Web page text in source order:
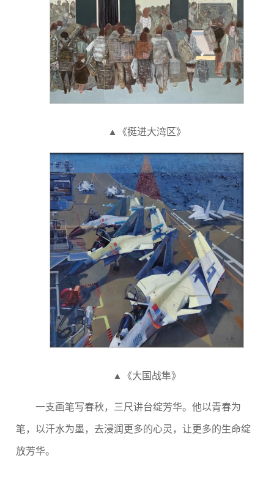
▲《挺进大湾区》
▲《大国战隼》
一支画笔写春秋，三尺讲台绽芳华。他以青春为
笔，以汗水为墨，去浸润更多的心灵，让更多的生命绽
放芳华。